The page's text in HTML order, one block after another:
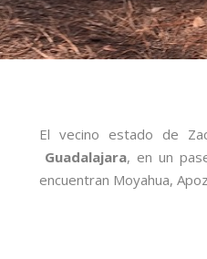
El vecino estado de
Guadalajara, en un
encuentran Moyahua,